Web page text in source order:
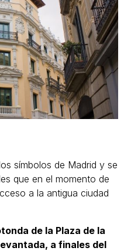
símbolos de Madrid y se
que en el momento de
a la antigua ciudad
de la Plaza de la
a finales del